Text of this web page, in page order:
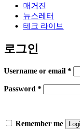
매거진
뉴스레터
테크 라이브
로그인
Username or email *
Password *
Remember me